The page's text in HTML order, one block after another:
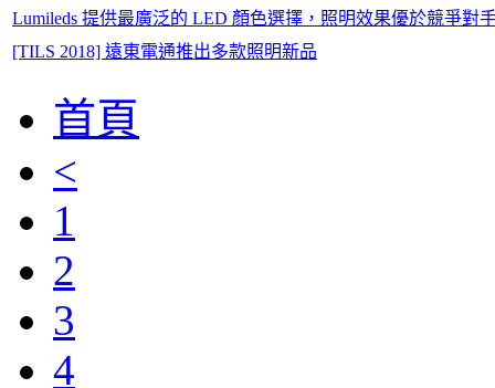
Lumileds 提供最廣泛的 LED 顏色選擇，照明效果優於競爭對
[TILS 2018] 遠東電通推出多款照明新品
首頁
<
1
2
3
4